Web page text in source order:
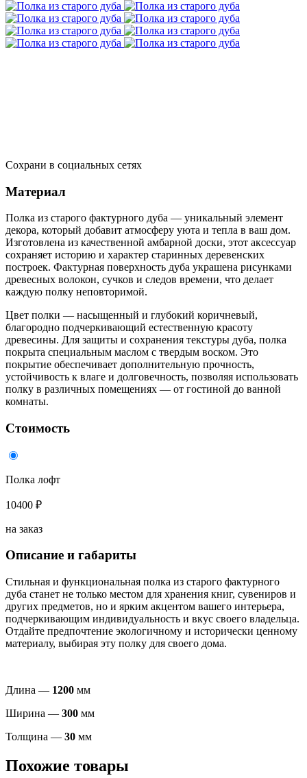
Сохрани в социальных сетях
Материал
Полка из старого фактурного дуба — уникальный элемент
декора, который добавит атмосферу уюта и тепла в ваш дом.
Изготовлена из качественной амбарной доски, этот аксессуар
сохраняет историю и характер старинных деревенских
построек. Фактурная поверхность дуба украшена рисунками
древесных волокон, сучков и следов времени, что делает
каждую полку неповторимой.
Цвет полки — насыщенный и глубокий коричневый,
благородно подчеркивающий естественную красоту
древесины. Для защиты и сохранения текстуры дуба, полка
покрыта специальным маслом с твердым воском. Это
покрытие обеспечивает дополнительную прочность,
устойчивость к влаге и долговечность, позволяя использовать
полку в различных помещениях — от гостиной до ванной
комнаты.
Стоимость
Полка лофт
10400 ₽
на заказ
Описание и габариты
Стильная и функциональная полка из старого фактурного
дуба станет не только местом для хранения книг, сувениров и
других предметов, но и ярким акцентом вашего интерьера,
подчеркивающим индивидуальность и вкус своего владельца.
Отдайте предпочтение экологичному и исторически ценному
материалу, выбирая эту полку для своего дома.
Длина — 1200 мм
Ширина — 300 мм
Толщина — 30 мм
Похожие товары